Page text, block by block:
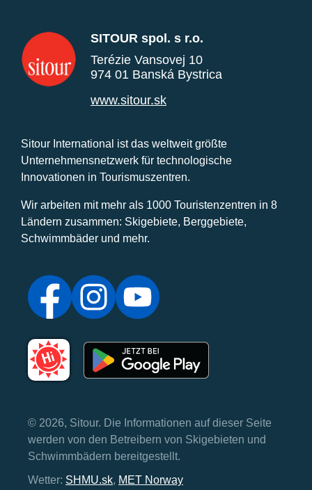
SITOUR spol. s r.o.
Terézie Vansovej 10
974 01 Banská Bystrica
www.sitour.sk
Sitour International ist das weltweit größte
Unternehmensnetzwerk für technologische
Innovationen in Tourismuszentren.
Wir arbeiten mit mehr als 1000 Touristenzentren in 8
Ländern zusammen: Skigebiete, Berggebiete,
Schwimmbäder und mehr.
© 2026, Sitour. Die Informationen auf dieser Seite
werden von den Betreibern von Skigebieten und
Schwimmbädern bereitgestellt.
Wetter: SHMU.sk, MET Norway